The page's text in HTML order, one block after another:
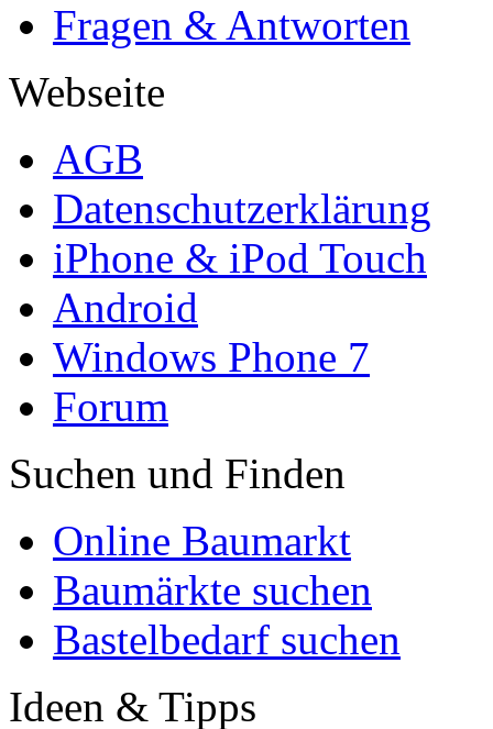
Fragen & Antworten
Webseite
AGB
Datenschutzerklärung
iPhone & iPod Touch
Android
Windows Phone 7
Forum
Suchen und Finden
Online Baumarkt
Baumärkte suchen
Bastelbedarf suchen
Ideen & Tipps